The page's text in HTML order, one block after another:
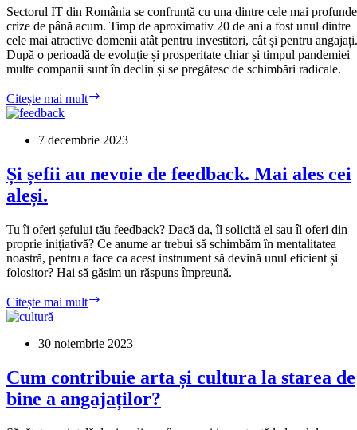
Sectorul IT din România se confruntă cu una dintre cele mai profunde
crize de până acum. Timp de aproximativ 20 de ani a fost unul dintre
cele mai atractive domenii atât pentru investitori, cât și pentru angajați.
După o perioadă de evoluție și prosperitate chiar și timpul pandemiei
multe companii sunt în declin și se pregătesc de schimbări radicale.
Citește mai mult
outsourcing
industria
IT
7 decembrie 2023
Și șefii au nevoie de feedback. Mai ales cei
aleși.
Tu îi oferi șefului tău feedback? Dacă da, îl solicită el sau îl oferi din
proprie inițiativă? Ce anume ar trebui să schimbăm în mentalitatea
noastră, pentru a face ca acest instrument să devină unul eficient și
folositor? Hai să găsim un răspuns împreună.
Citește mai mult
nevoie
feedback.
Mai
ales
cei
30 noiembrie 2023
Cum contribuie arta și cultura la starea de
bine a angajaților?